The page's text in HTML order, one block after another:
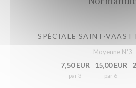
SPÉCIALE SAINT-
Moyenne N˚3
7,50 EUR
par 3
15,00 EUR
par 6